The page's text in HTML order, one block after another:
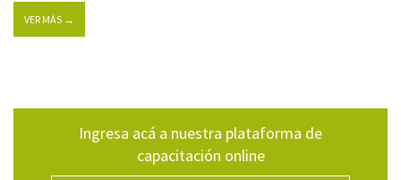
VER MÁS →
Ingresa acá a nuestra plataforma de
capacitación online